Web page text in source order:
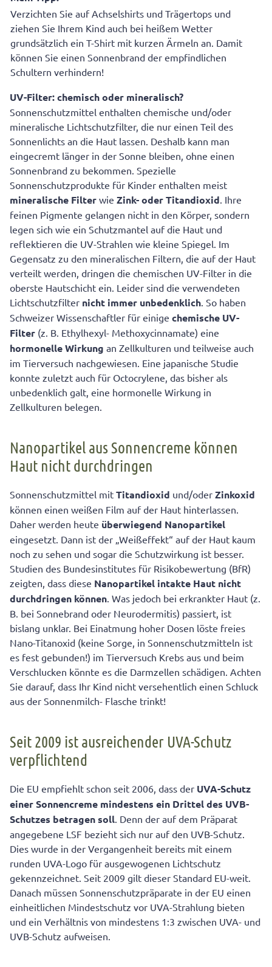
Verzichten Sie auf Achselshirts und Trägertops und
ziehen Sie Ihrem Kind auch bei heißem Wetter
grundsätzlich ein T-Shirt mit kurzen Ärmeln an. Damit
können Sie einen Sonnenbrand der empfindlichen
Schultern verhindern!
UV-Filter: chemisch oder mineralisch?
Sonnenschutzmittel enthalten chemische und/oder
mineralische Lichtschutzfilter, die nur einen Teil des
Sonnenlichts an die Haut lassen. Deshalb kann man
eingecremt länger in der Sonne bleiben, ohne einen
Sonnenbrand zu bekommen. Spezielle
Sonnenschutzprodukte für Kinder enthalten meist
mineralische Filter wie Zink- oder Titandioxid. Ihre
feinen Pigmente gelangen nicht in den Körper, sondern
legen sich wie ein Schutzmantel auf die Haut und
reflektieren die UV-Strahlen wie kleine Spiegel. Im
Gegensatz zu den mineralischen Filtern, die auf der Haut
verteilt werden, dringen die chemischen UV-Filter in die
oberste Hautschicht ein. Leider sind die verwendeten
Lichtschutzfilter nicht immer unbedenklich. So haben
Schweizer Wissenschaftler für einige chemische UV-
Filter (z. B. Ethylhexyl- Methoxycinnamate) eine
hormonelle Wirkung an Zellkulturen und teilweise auch
im Tierversuch nachgewiesen. Eine japanische Studie
konnte zuletzt auch für Octocrylene, das bisher als
unbedenklich galt, eine hormonelle Wirkung in
Zellkulturen belegen.
Nanopartikel aus Sonnencreme können
Haut nicht durchdringen
Sonnenschutzmittel mit Titandioxid und/oder Zinkoxid
können einen weißen Film auf der Haut hinterlassen.
Daher werden heute überwiegend Nanopartikel
eingesetzt. Dann ist der „Weißeffekt“ auf der Haut kaum
noch zu sehen und sogar die Schutzwirkung ist besser.
Studien des Bundesinstitutes für Risikobewertung (BfR)
zeigten, dass diese Nanopartikel intakte Haut nicht
durchdringen können. Was jedoch bei erkrankter Haut (z.
B. bei Sonnebrand oder Neurodermitis) passiert, ist
bislang unklar. Bei Einatmung hoher Dosen löste freies
Nano-Titanoxid (keine Sorge, in Sonnenschutzmitteln ist
es fest gebunden!) im Tierversuch Krebs aus und beim
Verschlucken könnte es die Darmzellen schädigen. Achten
Sie darauf, dass Ihr Kind nicht versehentlich einen Schluck
aus der Sonnenmilch- Flasche trinkt!
Seit 2009 ist ausreichender UVA-Schutz
verpflichtend
Die EU empfiehlt schon seit 2006, dass der UVA-Schutz
einer Sonnencreme mindestens ein Drittel des UVB-
Schutzes betragen soll. Denn der auf dem Präparat
angegebene LSF bezieht sich nur auf den UVB-Schutz.
Dies wurde in der Vergangenheit bereits mit einem
runden UVA-Logo für ausgewogenen Lichtschutz
gekennzeichnet. Seit 2009 gilt dieser Standard EU-weit.
Danach müssen Sonnenschutzpräparate in der EU einen
einheitlichen Mindestschutz vor UVA-Strahlung bieten
und ein Verhältnis von mindestens 1:3 zwischen UVA- und
UVB-Schutz aufweisen.